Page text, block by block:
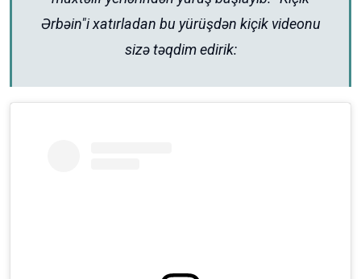
Ərbəin"i xatırladan bu yürüşdən kiçik videonu
sizə təqdim edirik: